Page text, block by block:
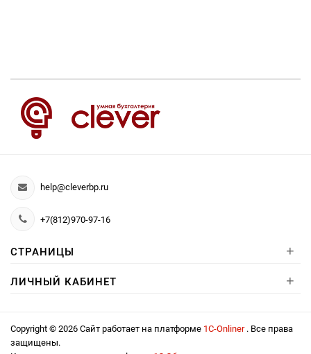
help@cleverbp.ru
+7(812)970-97-16
СТРАНИЦЫ +
ЛИЧНЫЙ КАБИНЕТ +
Copyright © 2026 Сайт работает на платформе 1С-Onliner . Все права
защищены.